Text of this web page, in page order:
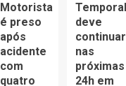
Motorista
é preso
após
acidente
com
quatro
Temporal
deve
continuar
nas
próximas
24h em